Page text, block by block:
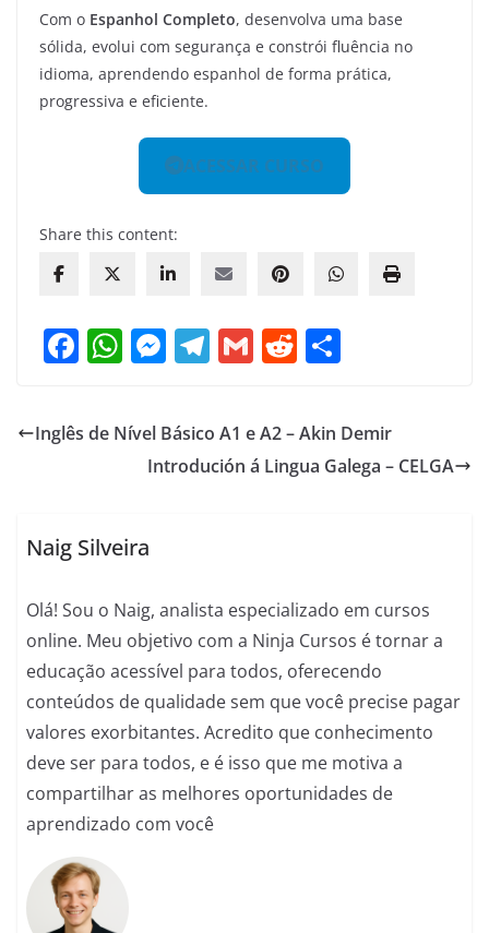
Com o Espanhol Completo, desenvolva uma base
sólida, evolui com segurança e constrói fluência no
idioma, aprendendo espanhol de forma prática,
progressiva e eficiente.
ACESSAR CURSO
Share this content:
F
e
o
W
at
s
p
M
ss
e
n
T
e
gr
a
G
ai
l
R
d
di
t
ar
e
Inglês de Nível Básico A1 e A2 – Akin Demir
Introdución á Lingua Galega – CELGA
Naig Silveira
Olá! Sou o Naig, analista especializado em cursos
online. Meu objetivo com a Ninja Cursos é tornar a
educação acessível para todos, oferecendo
conteúdos de qualidade sem que você precise pagar
valores exorbitantes. Acredito que conhecimento
deve ser para todos, e é isso que me motiva a
compartilhar as melhores oportunidades de
aprendizado com você